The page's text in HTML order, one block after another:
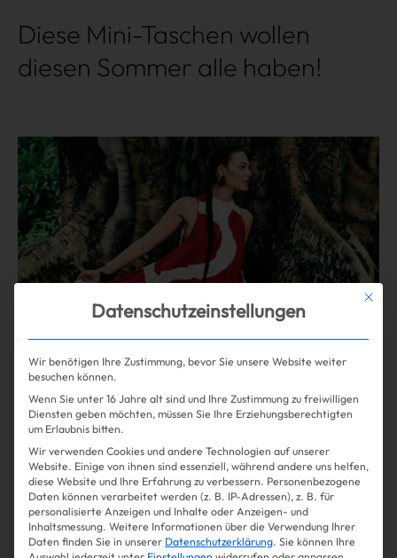
Diese Mini-Taschen wollen
diesen Sommer alle haben!
Shopping Fashion
Die H&M Sommer-Kollektion ist
da und besser als je zuvor
Mehr lesen
Mit
Datenschutzeinstellungen
Wir benötigen Ihre Zustimmung, bevor Sie unsere Website weiter
besuchen können.
Wenn Sie unter 16 Jahre alt sind und Ihre Zustimmung zu freiwilligen
Diensten geben möchten, müssen Sie Ihre Erziehungsberechtigten
um Erlaubnis bitten.
Wir verwenden Cookies und andere Technologien auf unserer
Website. Einige von ihnen sind essenziell, während andere uns helfen,
diese Website und Ihre Erfahrung zu verbessern. Personenbezogene
Daten können verarbeitet werden (z. B. IP-Adressen), z. B. für
personalisierte Anzeigen und Inhalte oder Anzeigen- und
Inhaltsmessung. Weitere Informationen über die Verwendung Ihrer
Daten finden Sie in unserer Datenschutzerklärung. Sie können Ihre